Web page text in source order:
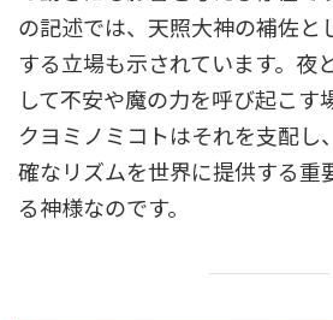
の記述では、天照大神の補佐と
する立場も示されています。夜
して不安や魔の力を呼び起こす
クヨミノミコトはそれを支配し
確なリズムを世界に提供する重
る神様なのです。